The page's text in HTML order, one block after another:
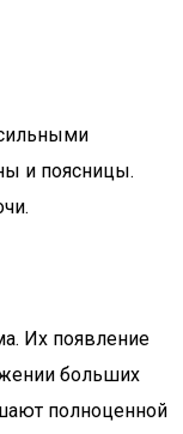
и поясницы.
Их появление
больших
полноценной